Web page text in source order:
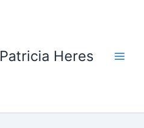
Patricia Heres